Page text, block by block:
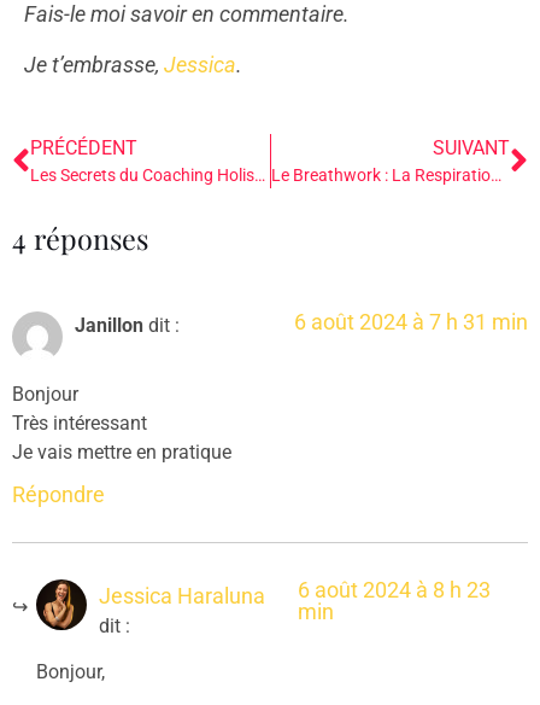
Fais-le moi savoir en commentaire.
Je t’embrasse, Jessica.
PRÉCÉDENT
Les Secrets du Coaching Holistique : Allier Somatique et Féminin Sacré
SUIVANT
Le Breathwork : La Respiration Consciente pour les Professionnelles de l’Accompagnement
4 réponses
Janillon dit : 6 août 2024 à 7 h 31 min
Bonjour
Très intéressant
Je vais mettre en pratique
Répondre
Jessica Haraluna
dit :
6 août 2024 à 8 h 23
min
Bonjour,